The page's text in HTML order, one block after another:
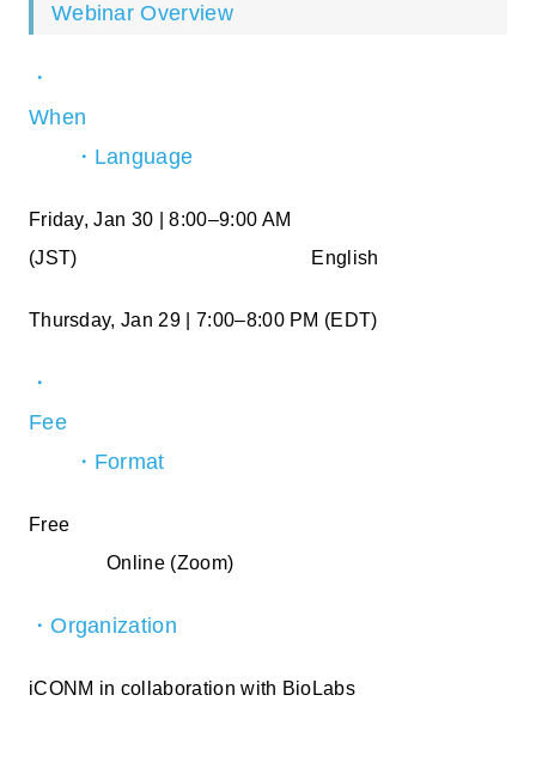
Webinar Overview
・
When
・Language
Friday, Jan 30 | 8:00–9:00 AM
(JST) English
Thursday, Jan 29 | 7:00–8:00 PM (EDT)
・
Fee
・Format
Free
Online (Zoom)
・Organization
iCONM in collaboration with BioLabs